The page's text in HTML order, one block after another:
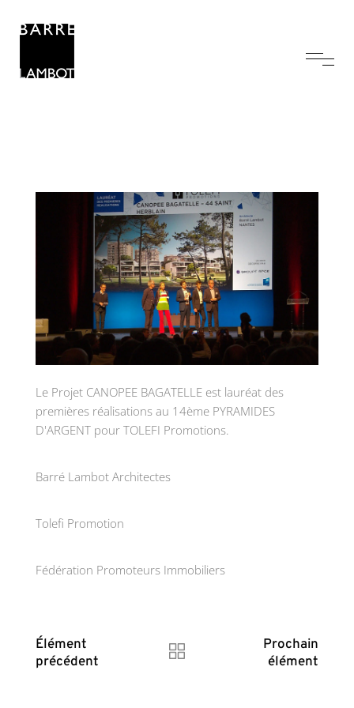
Le Projet CANOPEE BAGATELLE est lauréat des
premières réalisations au 14ème PYRAMIDES
D'ARGENT pour TOLEFI Promotions.
Barré Lambot Architectes
Tolefi Promotion
Fédération Promoteurs Immobiliers
Élément
précédent
Prochain
élément